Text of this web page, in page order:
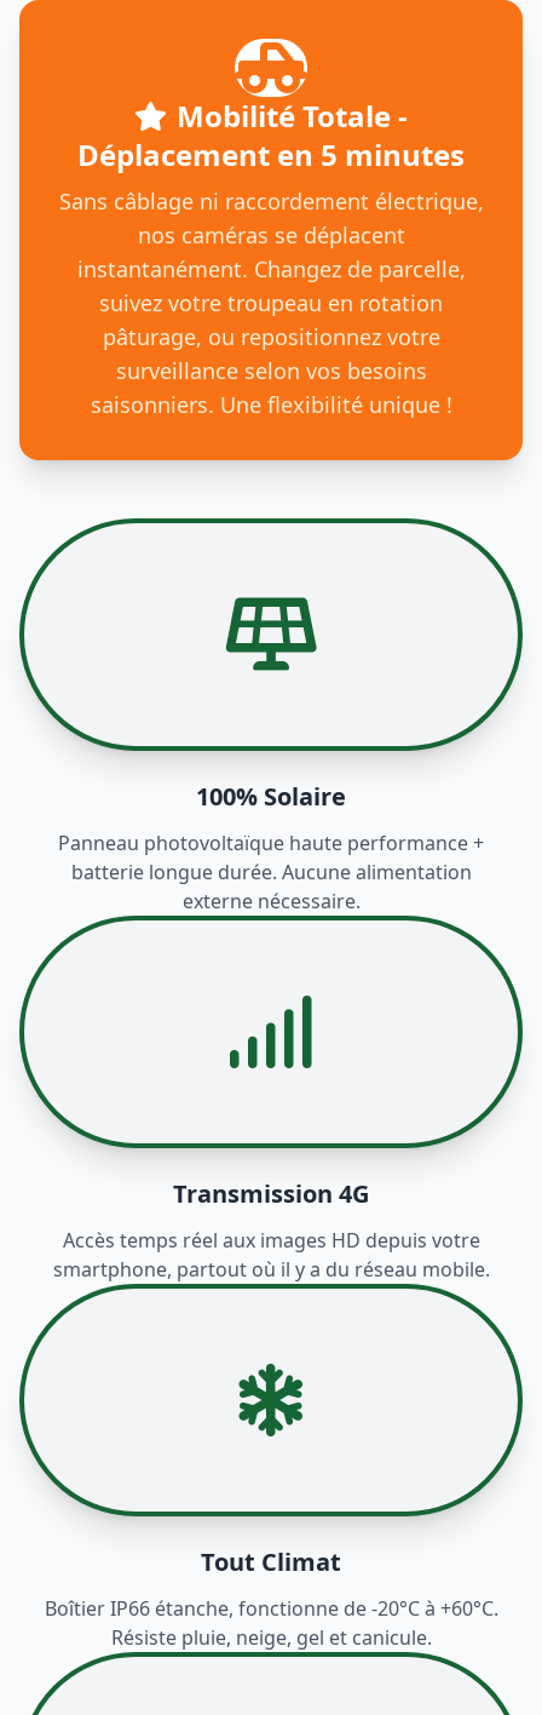
Mobilité Totale -
Déplacement en 5 minutes
Sans câblage ni raccordement électrique,
nos caméras se déplacent
instantanément. Changez de parcelle,
suivez votre troupeau en rotation
pâturage, ou repositionnez votre
surveillance selon vos besoins
saisonniers. Une flexibilité unique !
100% Solaire
Panneau photovoltaïque haute performance +
batterie longue durée. Aucune alimentation
externe nécessaire.
Transmission 4G
Accès temps réel aux images HD depuis votre
smartphone, partout où il y a du réseau mobile.
Tout Climat
Boîtier IP66 étanche, fonctionne de -20°C à +60°C.
Résiste pluie, neige, gel et canicule.